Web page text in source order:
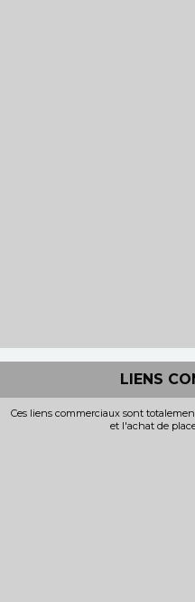
LIENS
Ces liens commerciaux sont
et l'achat de